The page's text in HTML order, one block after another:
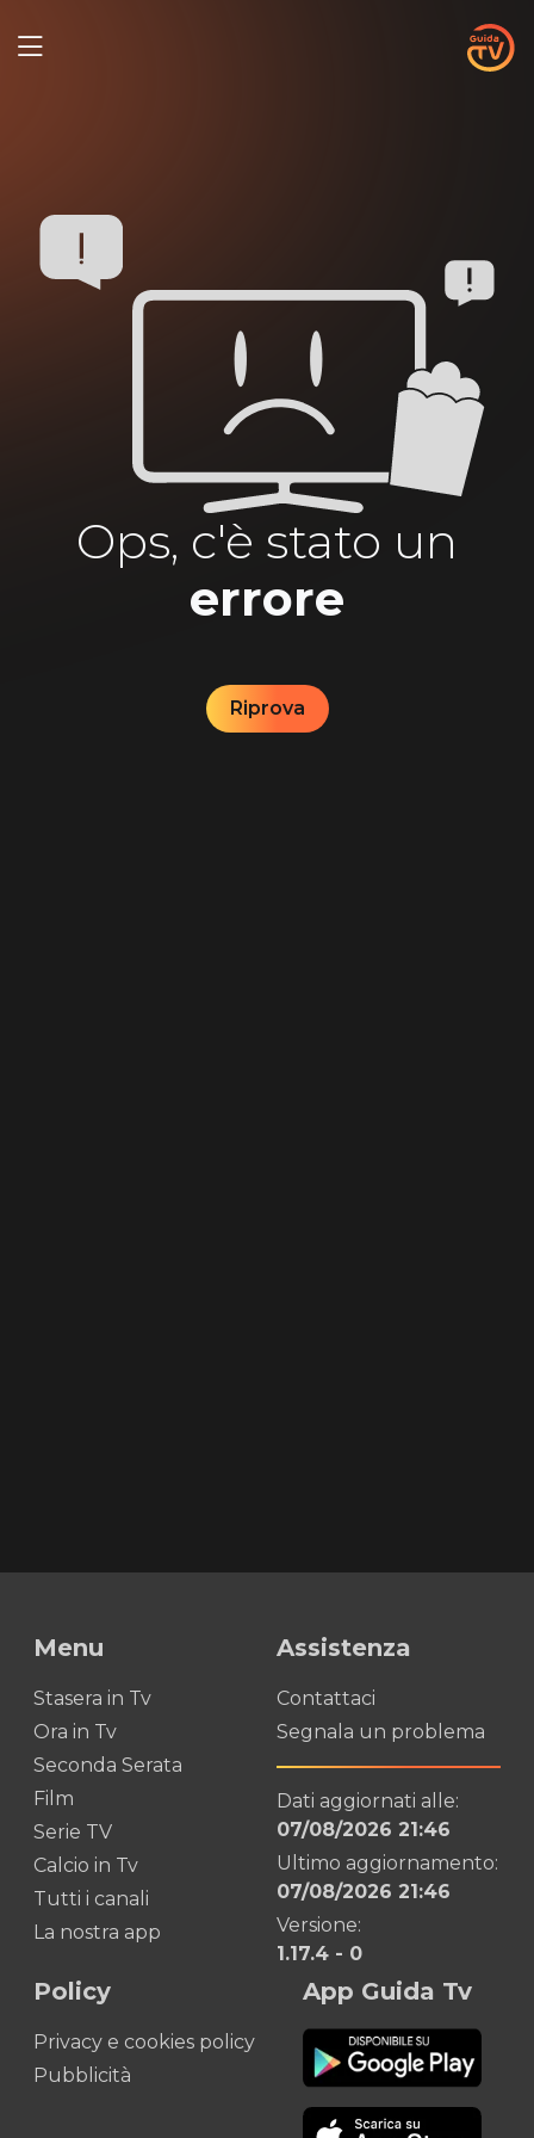
Ops, c'è stato un
errore
Riprova
Menu
Stasera in Tv
Ora in Tv
Seconda Serata
Film
Serie TV
Calcio in Tv
Tutti i canali
La nostra app
Assistenza
Contattaci
Segnala un problema
Dati aggiornati alle:
07/08/2026 21:46
Ultimo aggiornamento:
07/08/2026 21:46
Versione:
1.17.4 - 0
Policy
Privacy e cookies policy
Pubblicità
App Guida Tv